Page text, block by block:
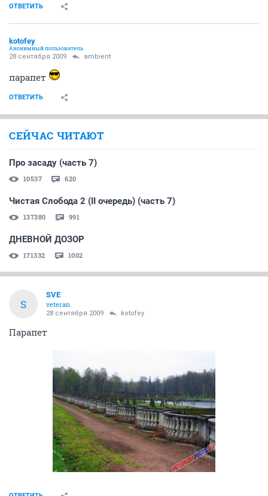
ОТВЕТИТЬ
kotofey
Анонимный пользователь
28 сентября 2009 ambient
парапет
ОТВЕТИТЬ
СЕЙЧАС ЧИТАЮТ
Про засаду (часть 7)
10537 620
Чистая Слобода 2 (II очередь) (часть 7)
137380 991
ДНЕВНОЙ ДОЗОР
171332 1002
S
SVE
veteran
28 сентября 2009 kotofey
Парапет